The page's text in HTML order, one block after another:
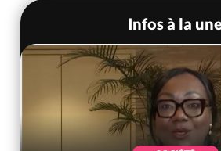
Infos à la